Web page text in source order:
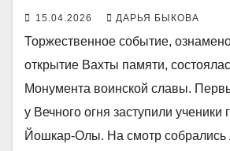
15.04.2026 ДАРЬЯ БЫКОВА
Торжественное событие,
открытие Вахты памяти,
Монумента воинской славы.
у Вечного огня заступили
Йошкар-Олы. На смотр собрались